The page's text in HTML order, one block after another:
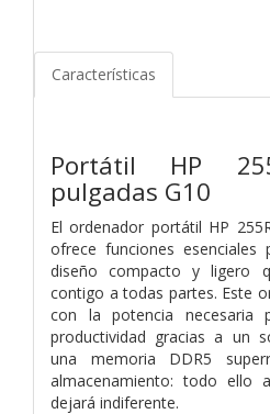
Características
Portátil HP
pulgadas G10
El ordenador portátil HP
ofrece funciones
diseño compacto y ligero
contigo a todas partes. Este
con la potencia necesaria
productividad gracias a un
una memoria DDR5
almacenamiento: todo
dejará indiferente.